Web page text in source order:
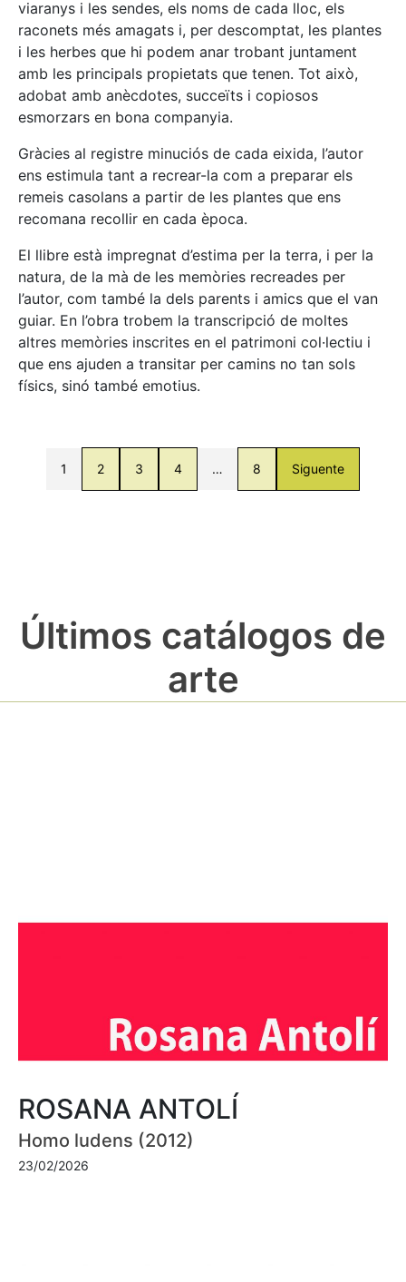
viaranys i les sendes, els noms de cada lloc, els
raconets més amagats i, per descomptat, les plantes
i les herbes que hi podem anar trobant juntament
amb les principals propietats que tenen. Tot això,
adobat amb anècdotes, succeïts i copiosos
esmorzars en bona companyia.
Gràcies al registre minuciós de cada eixida, l’autor
ens estimula tant a recrear-la com a preparar els
remeis casolans a partir de les plantes que ens
recomana recollir en cada època.
El llibre està impregnat d’estima per la terra, i per la
natura, de la mà de les memòries recreades per
l’autor, com també la dels parents i amics que el van
guiar. En l’obra trobem la transcripció de moltes
altres memòries inscrites en el patrimoni col·lectiu i
que ens ajuden a transitar per camins no tan sols
físics, sinó també emotius.
1 2 3 4 … 8 Siguente
Últimos catálogos de
arte
ROSANA ANTOLÍ
Homo ludens (2012)
23/02/2026